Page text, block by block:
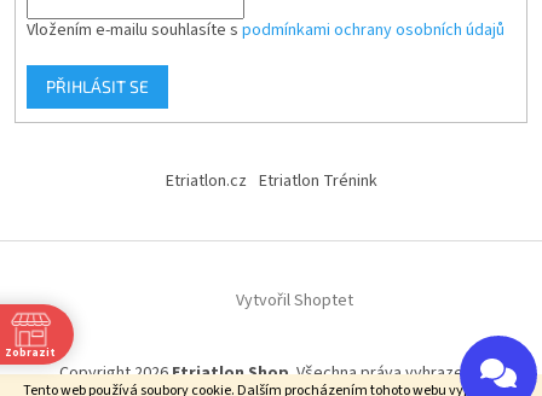
Tento web používá soubory cookie. Dalším procházením tohoto webu vyjadřujete
Vložením e-mailu souhlasíte s podmínkami ochrany osobních údajů
PŘIHLÁSIT SE
Etriatlon.cz Etriatlon Trénink
Vytvořil Shoptet
Copyright 2026Etriatlon Shop. Všechna práva vyhrazena.
Zobrazit